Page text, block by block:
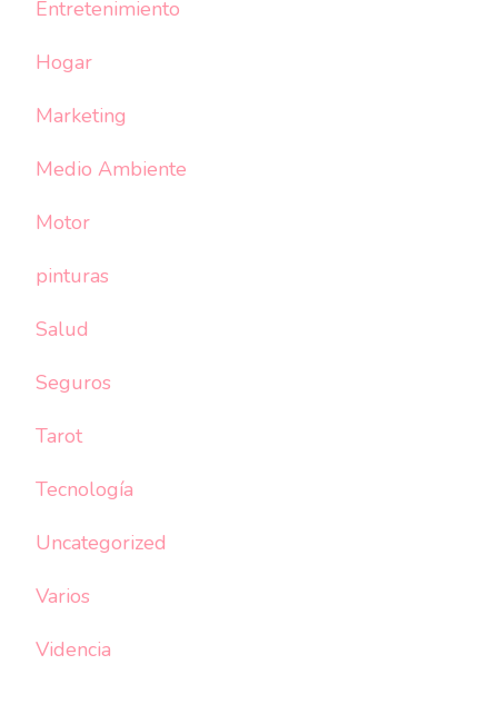
Entretenimiento
Hogar
Marketing
Medio Ambiente
Motor
pinturas
Salud
Seguros
Tarot
Tecnología
Uncategorized
Varios
Videncia